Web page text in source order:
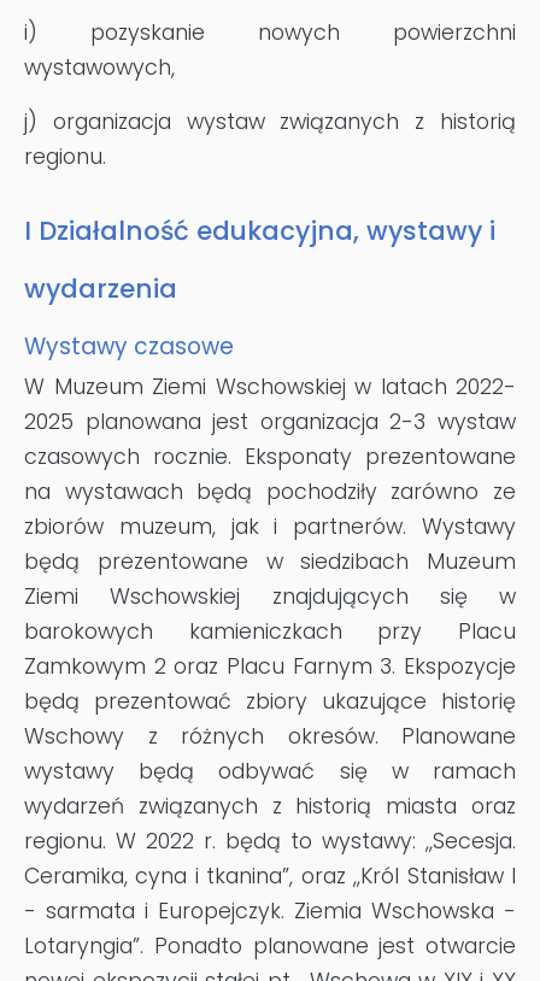
i) pozyskanie nowych powierzchni
wystawowych,
j) organizacja wystaw związanych z historią
regionu.
I Działalność edukacyjna, wystawy i
wydarzenia
Wystawy czasowe
W Muzeum Ziemi Wschowskiej w latach 2022-
2025 planowana jest organizacja 2-3 wystaw
czasowych rocznie. Eksponaty prezentowane
na wystawach będą pochodziły zarówno ze
zbiorów muzeum, jak i partnerów. Wystawy
będą prezentowane w siedzibach Muzeum
Ziemi Wschowskiej znajdujących się w
barokowych kamieniczkach przy Placu
Zamkowym 2 oraz Placu Farnym 3. Ekspozycje
będą prezentować zbiory ukazujące historię
Wschowy z różnych okresów. Planowane
wystawy będą odbywać się w ramach
wydarzeń związanych z historią miasta oraz
regionu. W 2022 r. będą to wystawy: ,,Secesja.
Ceramika, cyna i tkanina”, oraz ,,Król Stanisław I
- sarmata i Europejczyk. Ziemia Wschowska -
Lotaryngia”. Ponadto planowane jest otwarcie